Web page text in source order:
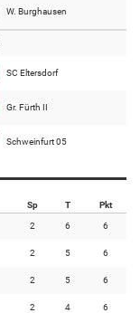
W. Burghausen
SC Eltersdorf
Gr. Fürth II
Schweinfurt 05
Sp T Pkt
2 6 6
2 5 6
2 5 6
2 4 6